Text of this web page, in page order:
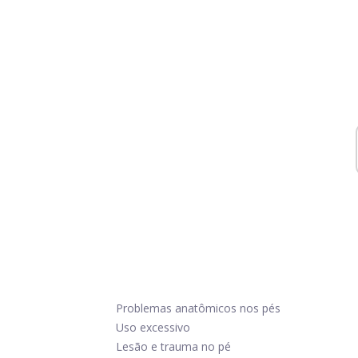
Problemas anatômicos nos pés
Uso excessivo
Lesão e trauma no pé